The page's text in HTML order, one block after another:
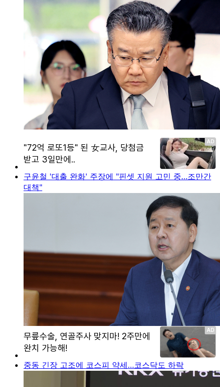
구윤철 '대출 완화' 주장에 "핀셋 지원 고민 중…조만간
대책"
중동 긴장 고조에 코스피 약세…코스닥도 하락